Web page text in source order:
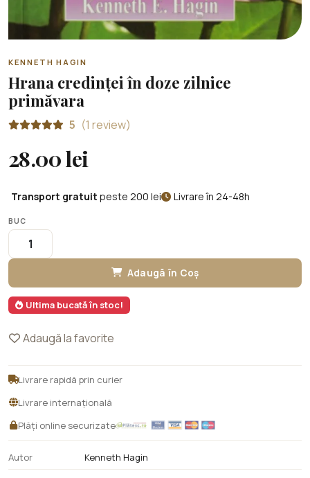
KENNETH HAGIN
Hrana credinței în doze zilnice
primăvara
5 (1 review)
28.00 lei
Transport gratuit peste 200 lei Livrare în 24-48h
BUC
Adaugă în Coș
Ultima bucată în stoc!
Adaugă la favorite
Livrare rapidă prin curier
Livrare internațională
Plăți online securizate
Autor
Kenneth Hagin